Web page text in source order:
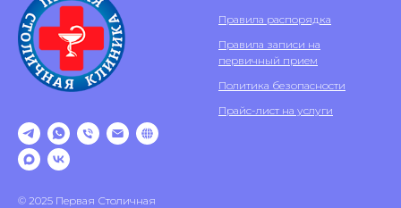
© 2025 Первая Столичная
Правила распорядка
Правила записи на
первичный прием
Политика безопасности
Прайс-лист на услуги